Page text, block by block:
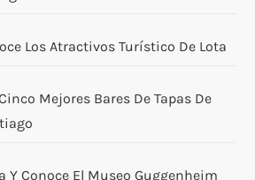
Los Atractivos Turístico De Lota
Mejores Bares De Tapas De
Y Conoce El Museo Guggenheim